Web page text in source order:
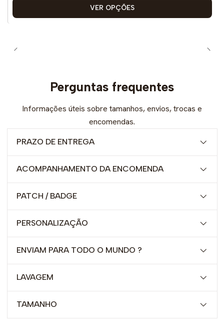
VER OPÇÕES
Perguntas frequentes
Informações úteis sobre tamanhos, envios, trocas e
encomendas.
PRAZO DE ENTREGA
ACOMPANHAMENTO DA ENCOMENDA
PATCH / BADGE
PERSONALIZAÇÃO
ENVIAM PARA TODO O MUNDO ?
LAVAGEM
TAMANHO